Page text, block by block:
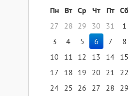
Пн
Вт Ср Чт Пт Сб
27
28 29 30 31 1
3
4 5 6 7 8
10
11 12 13 14 15
17
18 19 20 21 22
24 25 26 27 28 29